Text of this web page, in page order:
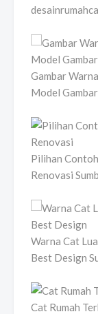
Gambar
Model
Pilihan
Renovasi
Warna Cat
Best Design
Cat Rumah